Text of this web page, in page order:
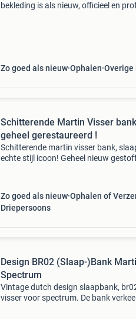
bekleding is als nieuw, officieel en
Zo goed als nieuw Ophalen Overige
Schitterende Martin Visser
geheel gerestaureerd !
Schitterende martin visser bank,
echte stijl icoon! Geheel nieuw
Zo goed als nieuw Ophalen of
Driepersoons
Design BR02 (Slaap-)Bank
Spectrum
Vintage dutch design slaapbank,
visser voor spectrum. De bank